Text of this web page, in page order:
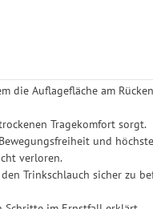
die Auflagefläche am
Tragekomfort sorgt.
und
verloren.
Trinkschlauch sicher zu